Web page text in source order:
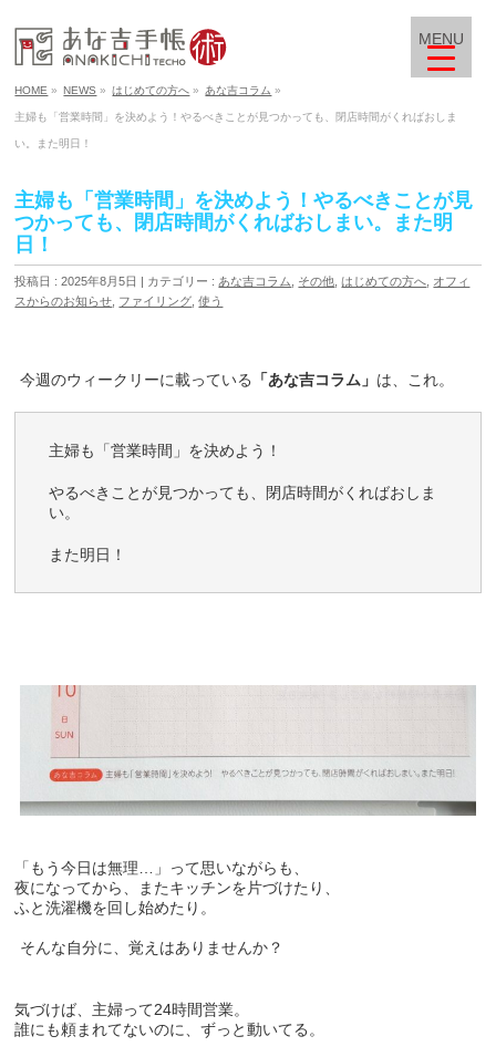
HOME » NEWS » はじめての方へ » あな吉コラム »
主婦も「営業時間」を決めよう！やるべきことが見つかっても、閉店時間がくればおしま
い。また明日！
主婦も「営業時間」を決めよう！やるべきことが見
つかっても、閉店時間がくればおしまい。また明
日！
投稿日 : 2025年8月5日 カテゴリー : あな吉コラム その他 ,はじめての方へ オフィ
スからのお知らせ ファイリング ,使う
今週のウィークリーに載っている 「あな吉コラム」 は、これ。
主婦も「営業時間」を決めよう！
やるべきことが見つかっても、閉店時間がくればおしま
い。
また明日！
「もう今日は無理…」って思いながらも、
夜になってから、またキッチンを片づけたり、
ふと洗濯機を回し始めたり。
そんな自分に、覚えはありませんか？
気づけば、主婦って24時間営業。
誰にも頼まれてないのに、ずっと動いてる。
MENU